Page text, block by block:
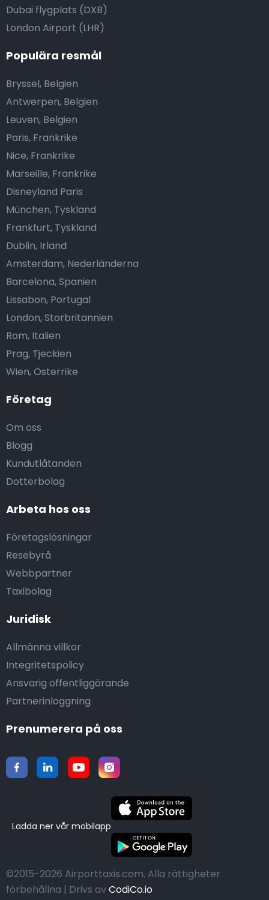
Företag
Om oss
Blogg
Kundutlåtanden
Dotterbolag
Arbeta hos oss
Företagslösningar
Resebyrå
Webbpartner
Taxibolag
Juridisk
Allmänna villkor
Integritetspolicy
Ansvarig offentliggörande
Partnerinloggning
Dubai flygplats (DXB)
London Airport (LHR)
Populära resmål
Bryssel, Belgien
Antwerpen, Belgien
Leuven, Belgien
Paris, Frankrike
Nice, Frankrike
Marseille, Frankrike
Disneyland Paris
München, Tyskland
Frankfurt, Tyskland
Dublin, Irland
Amsterdam, Nederländerna
Barcelona, Spanien
Lissabon, Portugal
London, Storbritannien
Rom, Italien
Prag, Tjeckien
Wien, Österrike
Prenumerera på oss
Ladda ner vår mobilapp
©2015-2026 Airporttaxis.com. Alla rättigheter
förbehållna | Drivs avCodiCo.io